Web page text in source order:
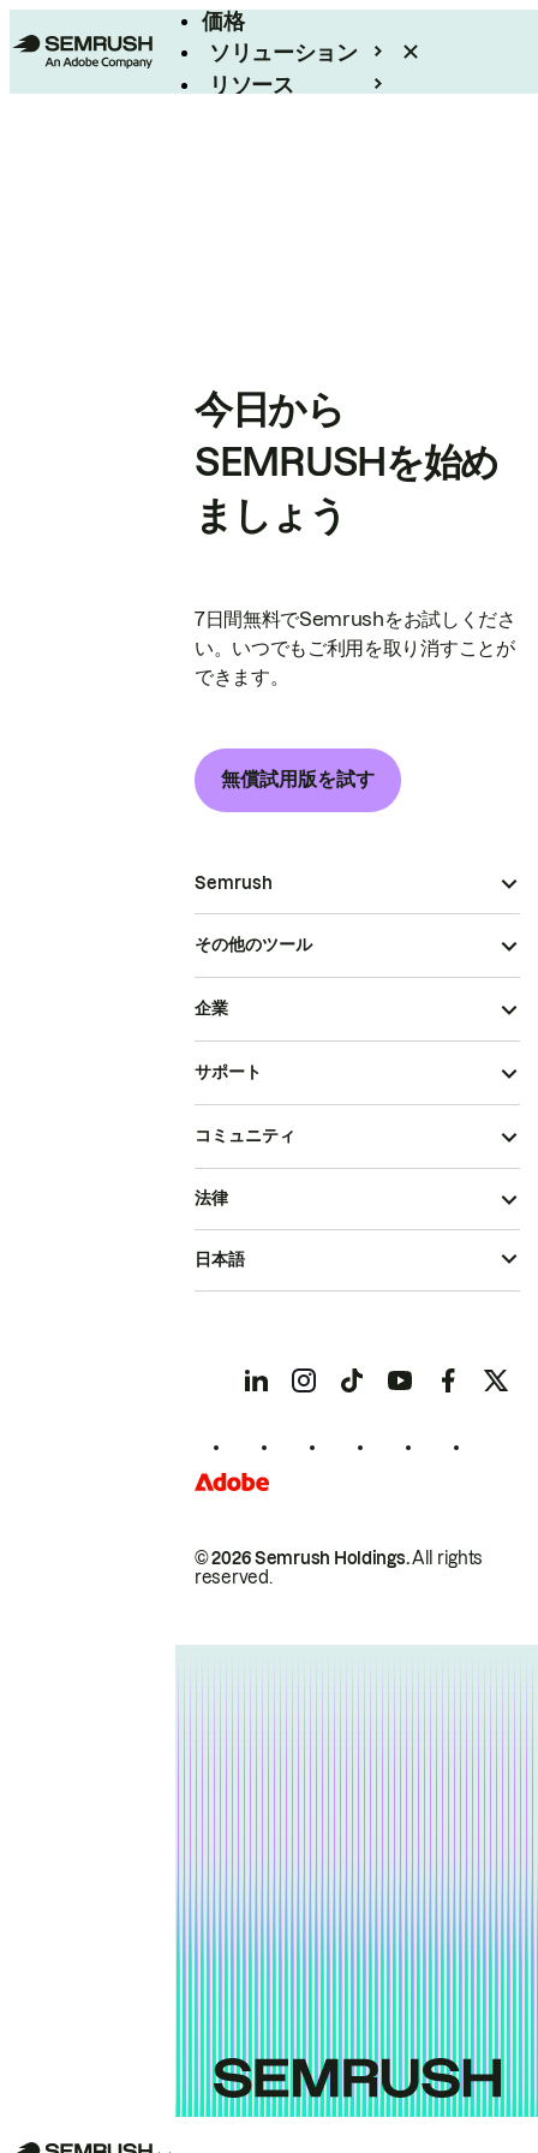
価格
ソリューション
リソース
今日から
SEMRUSHを始め
ましょう
7日間無料でSemrushをお試しくださ
い。いつでもご利用を取り消すことが
できます。
無償試用版を試す
Semrush
その他のツール
企業
サポート
コミュニティ
© 2026 Semrush Holdings.All rights
reserved.
法律
日本語